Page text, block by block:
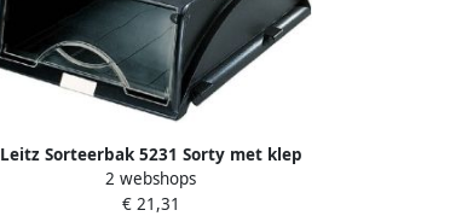
Leitz Sorteerbak 5231 Sorty met klep
zwart
2 webshops
€ 21,31